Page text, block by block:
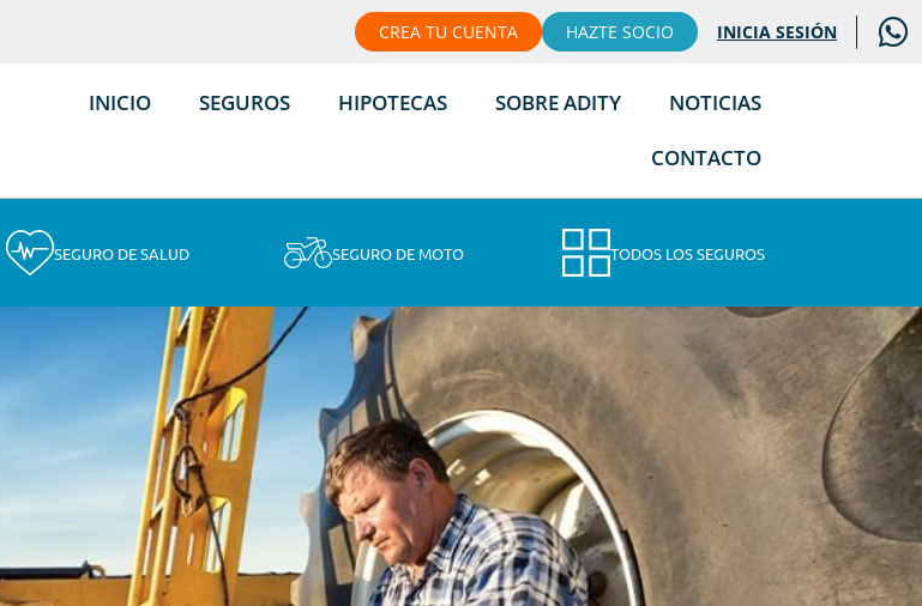
CREA TU CUENTA HAZTE SOCIO INICIA SESIÓN
INICIO SEGUROS HIPOTECAS SOBRE ADITY
NOTICIAS
CONTACTO
SEGURO DE SALUD SEGURO DE MOTO TODOS LOS SEGUROS